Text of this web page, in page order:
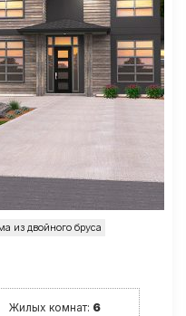
из двойного бруса
Жилых комнат: 6